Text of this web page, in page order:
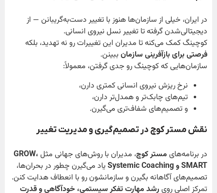
در ایران، خیلی از سازمان‌ها هنوز با تغییر دست‌به‌گریبانن — از
دیجیتالی‌شدن گرفته تا تغییر نسل نیروی انسانی.
کوچینگ کمک می‌کنه تا مدیران این تغییرات رو نه تهدید، بلکه
فرصتی برای بازآفرینی سازمان ببینن.
سازمان‌هایی که کوچینگ رو جدی گرفتن، معمولاً:
نرخ ریزش نیروی انسانی کمتری دارن،
تیم‌های چابک‌تر و همدل‌تر دارن،
و تصمیم‌های شفاف‌تری می‌گیرن.
نقش مستر کوچ در تصمیم‌گیری و مدیریت تغییر
در برنامه‌های مستر کوچ، مدیران با روش‌های جهانی مثل GROW،
SMARTو
یاد می‌گیرن چطور در بحران‌ها،
تصمیم‌های آگاهانه بگیرن و سازمانشون رو با انعطاف هدایت کنن.
تمرکز اصلی روی رشد مهارت تفکر سیستمی، خودآگاهی و قدرت